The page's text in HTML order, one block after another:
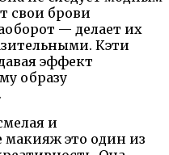
свои брови
— делает их
Кэти
эффект
образу
и
макияж это один из